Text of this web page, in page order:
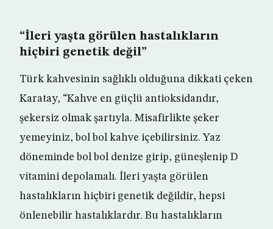
“İleri yaşta görülen hastalıkların
hiçbiri genetik değil”
Türk kahvesinin sağlıklı olduğuna dikkati çeken
Karatay, “Kahve en güçlü antioksidandır,
şekersiz olmak şartıyla. Misafirlikte şeker
yemeyiniz, bol bol kahve içebilirsiniz. Yaz
döneminde bol bol denize girip, güneşlenip D
vitamini depolamalı. İleri yaşta görülen
hastalıkların hiçbiri genetik değildir, hepsi
önlenebilir hastalıklardır. Bu hastalıkların